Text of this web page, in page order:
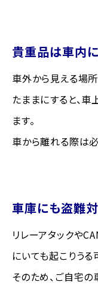
貴重品は車内
車外から見える場
たままにすると、
ます。
車から離れる際は必
車庫にも盗難
リレーアタックや
にいても起こりうる
そのため、ご自宅